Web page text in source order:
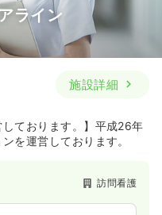
ライン
施設詳細
しております。】平成26年
を運営しております。
訪問看護